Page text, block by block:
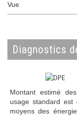
Vue
diagnostics
Montant estimé
usage standard
moyens des